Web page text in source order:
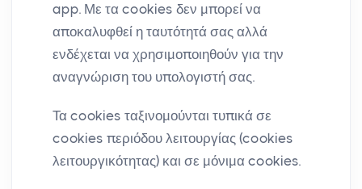
app. Με τα cookies δεν μπορεί να
αποκαλυφθεί η ταυτότητά σας αλλά
ενδέχεται να χρησιμοποιηθούν για την
αναγνώριση του υπολογιστή σας.
Τα cookies ταξινομούνται τυπικά σε
cookies περιόδου λειτουργίας (cookies
λειτουργικότητας) και σε μόνιμα cookies.